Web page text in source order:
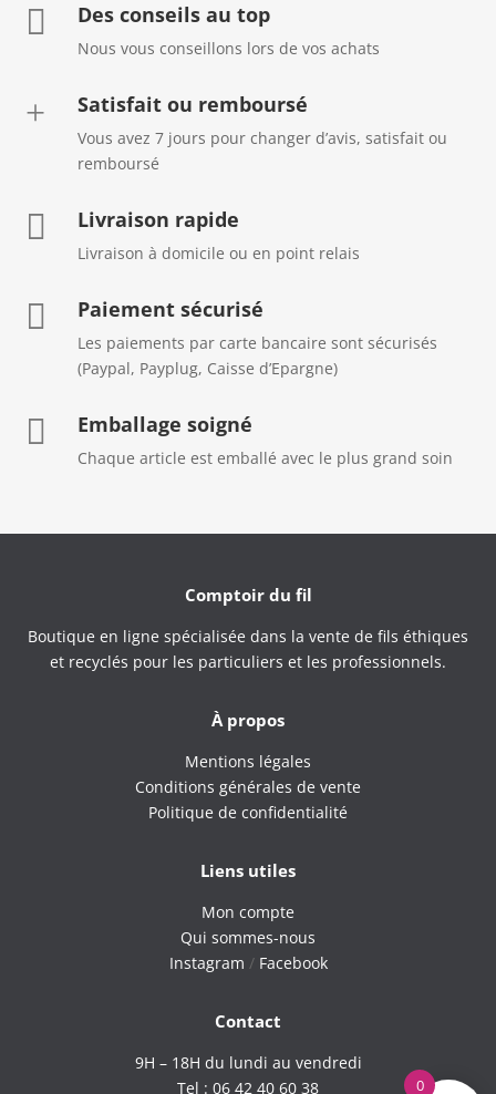
 Des conseils au top
Nous vous conseillons lors de vos achats
+ Satisfait ou remboursé
Vous avez 7 jours pour changer d’avis, satisfait ou
remboursé
 Livraison rapide
Livraison à domicile ou en point relais
 Paiement sécurisé
Les paiements par carte bancaire sont sécurisés
(Paypal, Payplug, Caisse d’Epargne)
 Emballage soigné
Chaque article est emballé avec le plus grand soin
Comptoir du fil
Boutique en ligne spécialisée dans la vente de fils éthiques
et recyclés pour les particuliers et les professionnels.
À propos
Mentions légales
Conditions générales de vente
Politique de confidentialité
Liens utiles
Mon compte
Qui sommes-nous
Instagram / Facebook
Contact
9H – 18H du lundi au vendredi
Tel : 06 42 40 60 38
0